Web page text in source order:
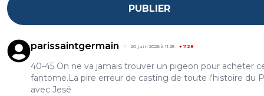
PUBLIER
parissaintgermain 20 juin 2026 à 11:25 +1128
40-45 On ne va jamais trouver un pigeon pour acheter
fantome.La pire erreur de casting de toute l'histoire du
avec Jesé